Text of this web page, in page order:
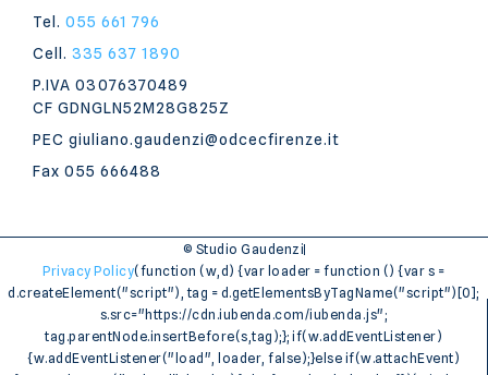
Tel. 055 661 796
Cell. 335 637 1890
P.IVA 03076370489
CF GDNGLN52M28G825Z
PEC giuliano.gaudenzi@odcecfirenze.it
Fax 055 666488
© Studio Gaudenzi
Privacy Policy(function (w,d) {var loader = function () {var s =
d.createElement("script"), tag = d.getElementsByTagName("script")[0];
s.src="https://cdn.iubenda.com/iubenda.js";
tag.parentNode.insertBefore(s,tag);}; if(w.addEventListener)
{w.addEventListener("load", loader, false);}else if(w.attachEvent)